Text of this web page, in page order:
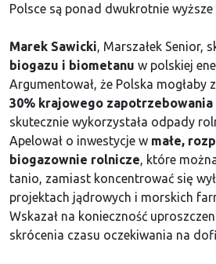
Polsce są ponad dwukrotnie
Marek Sawicki, Marszałek Senior,
biogazu i biometanu w polskiej
Argumentował, że Polska mogłaby
30% krajowego zapotrzebowania
skutecznie wykorzystała odpady
Apelował o inwestycje w małe,
biogazownie rolnicze, które
tanio, zamiast koncentrować się
projektach jądrowych i morskich
Wskazał na konieczność
skrócenia czasu oczekiwania na